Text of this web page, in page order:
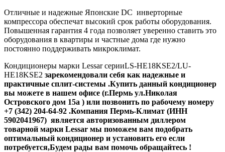
Отличные и надежные Японские DC инверторные
компрессора обеспечат высокий срок работы оборудования.
Повышенная гарантия 4 года позволяет уверенно ставить это
оборудования в квартиры и частные дома где нужно
постоянно поддерживать микроклимат.
Кондиционеры марки Lessar серииLS-HE18KSE2/LU-
HE18KSE2 зарекомендовали себя как надежные и
практичные сплит-системы .Купить данный кондиционер
вы можете в нашем офисе (г.Пермь ул.Николая
Островского дом 15а ) или позвонить по рабочему номеру
+7 (342) 204-64-92 .Компания Пермь-Климат (ИНН
5902041967) является авторизованным диллером
товарной марки Lessar мы поможем вам подобрать
оптимальный кондиционер и установить его если
потребуется,Будем рады вам помочь обращайтесь !